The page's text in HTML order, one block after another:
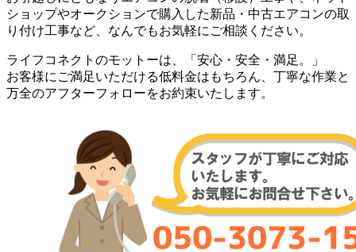
ショップやオークションで購入した新品・中古エアコンの取
り付け工事など、なんでもお気軽にご相談ください。
ライフコネクトのモットーは、「安心・安全・満足。」
お客様にご満足いただける低料金はもちろん、丁寧な作業と
万全のアフターフォローをお約束いたします。